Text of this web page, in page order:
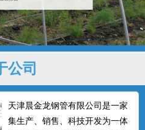
公司
天津晨金龙钢管有限公司是一家
集生产、销售、科技开发为一体